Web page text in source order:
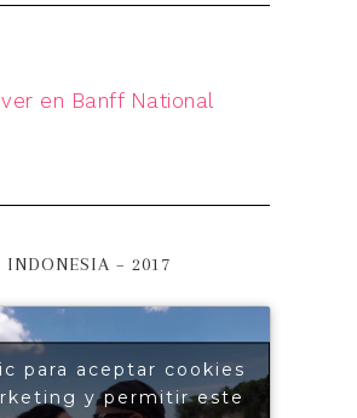
en Banff National
INDONESIA – 2017
para aceptar cookies
y permitir este